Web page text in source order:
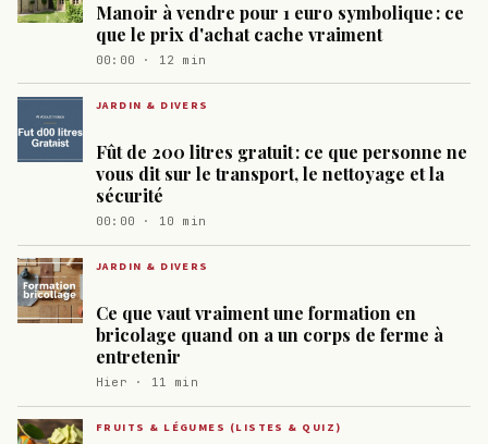
Manoir à vendre pour 1 euro symbolique : ce
que le prix d'achat cache vraiment
00:00 · 12 min
JARDIN & DIVERS
Fût de 200 litres gratuit : ce que personne ne
vous dit sur le transport, le nettoyage et la
sécurité
00:00 · 10 min
JARDIN & DIVERS
Ce que vaut vraiment une formation en
bricolage quand on a un corps de ferme à
entretenir
Hier · 11 min
FRUITS & LÉGUMES (LISTES & QUIZ)